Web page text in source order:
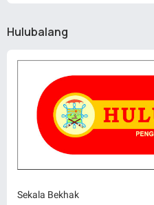
Hulubalang
Sekala Bekhak